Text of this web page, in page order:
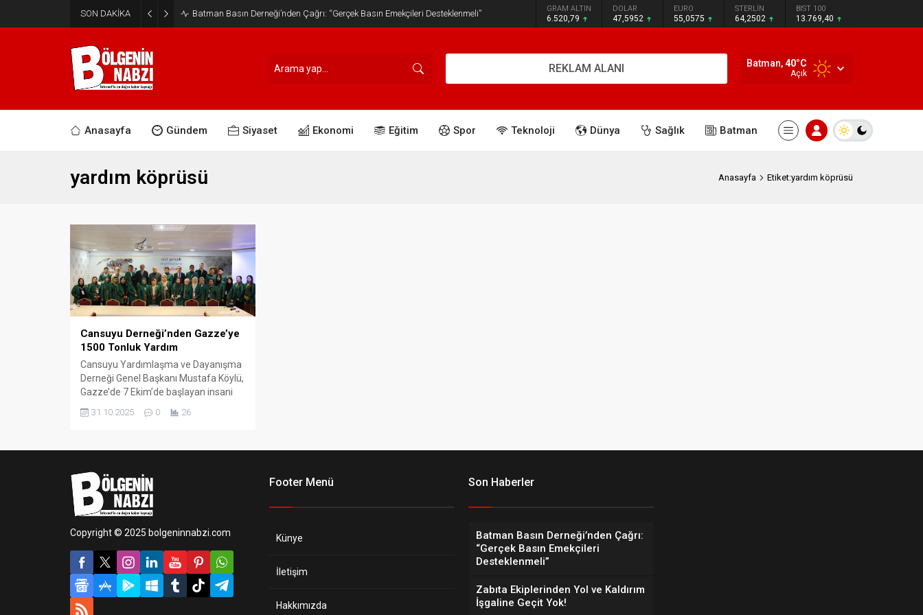
SON DAKİKA Batman Basın Derneği’nden Çağrı: “Gerçek Basın Emekçileri Desteklenmeli” GRAM ALTIN
6.520,79
DOLAR
47,5952
EURO
55,0575
STERLİN
64,2502
BIST 100
13.769,40
REKLAM ALANI Batman,40°C
Açık
Anasayfa Gündem Siyaset Ekonomi Eğitim Spor Teknoloji Dünya Sağlık Batman
yardım köprüsü Anasayfa Etiket:yardım köprüsü
Cansuyu Derneği’nden Gazze’ye
1500 Tonluk Yardım
Cansuyu Yardımlaşma ve Dayanışma
Derneği Genel Başkanı Mustafa Köylü,
Gazze’de 7 Ekim’de başlayan insani
çalışmalarının aralıksız sürdüğünü
31.10.2025 0 26
Copyright © 2025 bolgeninnabzi.com
Footer Menü
Künye
İletişim
Hakkımızda
Son Haberler
Batman Basın Derneği’nden Çağrı:
“Gerçek Basın Emekçileri
Desteklenmeli”
Zabıta Ekiplerinden Yol ve Kaldırım
İşgaline Geçit Yok!